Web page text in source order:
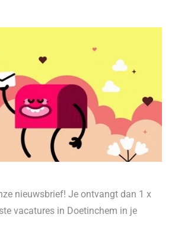
nieuwsbrief! Je ontvangt dan 1 x
vacatures in Doetinchem in je